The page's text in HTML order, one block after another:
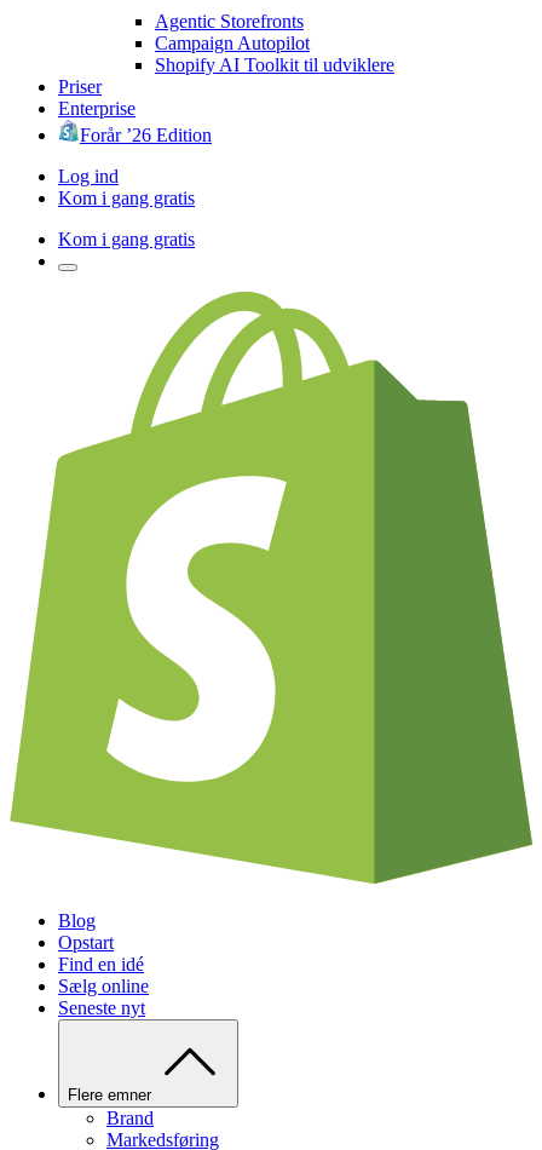
Agentic Storefronts
Campaign Autopilot
Shopify AI Toolkit til udviklere
Priser
Enterprise
Forår ’26 Edition
Log ind
Kom i gang gratis
Kom i gang gratis
Blog
Opstart
Find en idé
Sælg online
Seneste nyt
Flere emner
Brand
Markedsføring